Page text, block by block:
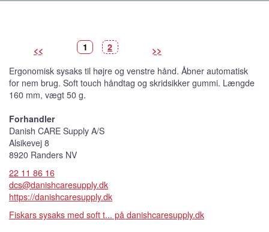
<< >>
B
i
e
d
e
1V
s
t
b
i
B
i
e
d
e
2
Ergonomisk sysaks til højre og venstre hånd. Åbner automatisk
for nem brug. Soft touch håndtag og skridsikker gummi. Længde
160 mm, vægt 50 g.
Forhandler
Danish CARE Supply A/S
Alsikevej 8
8920 Randers NV
22 11 86 16
dcs@danishcaresupply.dk
https://danishcaresupply.dk
Fiskars sysaks med soft t... på danishcaresupply.dk